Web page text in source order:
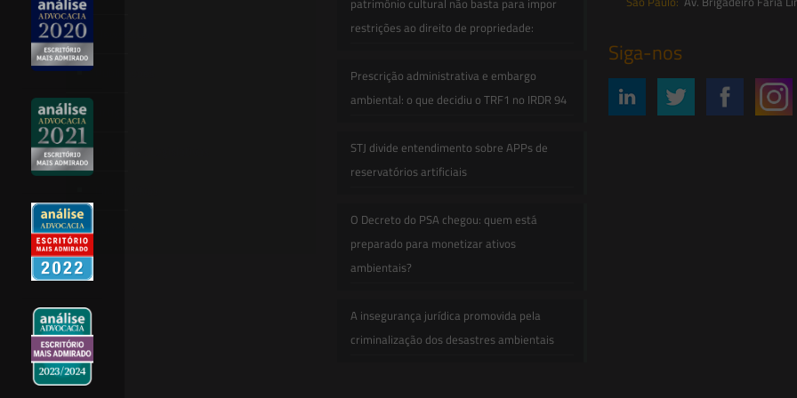
patrimônio cultural não basta para impor
restrições ao direito de propriedade:
Prescrição administrativa e embargo
ambiental: o que decidiu o TRF1 no IRDR 94
STJ divide entendimento sobre APPs de
reservatórios artificiais
O Decreto do PSA chegou: quem está
preparado para monetizar ativos
ambientais?
A insegurança jurídica promovida pela
criminalização dos desastres ambientais
Siga-nos